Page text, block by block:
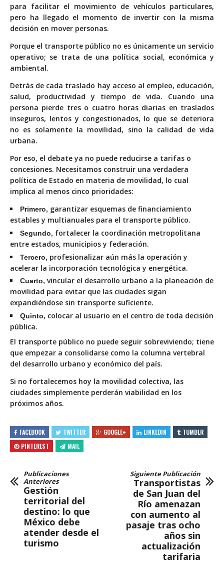
para facilitar el movimiento de vehículos particulares,
pero ha llegado el momento de invertir con la misma
decisión en mover personas.
Porque el transporte público no es únicamente un servicio
operativo; se trata de una política social, económica y
ambiental.
Detrás de cada traslado hay acceso al empleo, educación,
salud, productividad y tiempo de vida. Cuando una
persona pierde tres o cuatro horas diarias en traslados
inseguros, lentos y congestionados, lo que se deteriora
no es solamente la movilidad, sino la calidad de vida
urbana.
Por eso, el debate ya no puede reducirse a tarifas o
concesiones. Necesitamos construir una verdadera
política de Estado en materia de movilidad, lo cual
implica al menos cinco prioridades:
Primero, garantizar esquemas de financiamiento
estables y multianuales para el transporte público.
Segundo, fortalecer la coordinación metropolitana
entre estados, municipios y federación.
Tercero, profesionalizar aún más la operación y
acelerar la incorporación tecnológica y energética.
Cuarto, vincular el desarrollo urbano a la planeación de
movilidad para evitar que las ciudades sigan
expandiéndose sin transporte suficiente.
Quinto, colocar al usuario en el centro de toda decisión
pública.
El transporte público no puede seguir sobreviviendo; tiene
que empezar a consolidarse como la columna vertebral
del desarrollo urbano y económico del país.
Si no fortalecemos hoy la movilidad colectiva, las
ciudades simplemente perderán viabilidad en los
próximos años.
FACEBOOK TWITTER GOOGLE+ LINKEDIN
TUMBLR
PINTEREST
MAIL
Publicaciones
Anteriores
Gestión
territorial del
destino: lo que
México debe
atender desde el
turismo
Siguiente Publicación
Transportistas
de San Juan del
Río amenazan
con aumento al
pasaje tras ocho
años sin
actualización
tarifaria